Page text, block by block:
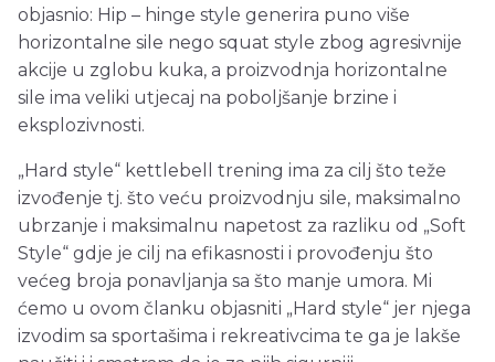
objasnio: Hip – hinge style generira puno više
horizontalne sile nego squat style zbog agresivnije
akcije u zglobu kuka, a proizvodnja horizontalne
sile ima veliki utjecaj na poboljšanje brzine i
eksplozivnosti.
„Hard style“ kettlebell trening ima za cilj što teže
izvođenje tj. što veću proizvodnju sile, maksimalno
ubrzanje i maksimalnu napetost za razliku od „Soft
Style“ gdje je cilj na efikasnosti i provođenju što
većeg broja ponavljanja sa što manje umora. Mi
ćemo u ovom članku objasniti „Hard style“ jer njega
izvodim sa sportašima i rekreativcima te ga je lakše